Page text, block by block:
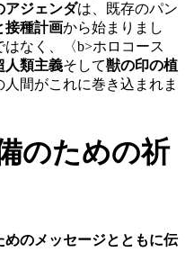
アジェンダは、既存のパン
接種計画から始まりまし
なく、〈b>ホロコース
人類主義そして獣の印の植
間がこれに巻き込まれま
のための祈
めのメッセージとともに伝